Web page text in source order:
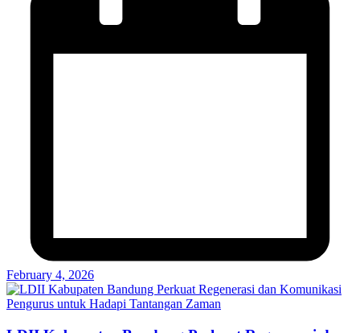
February 4, 2026